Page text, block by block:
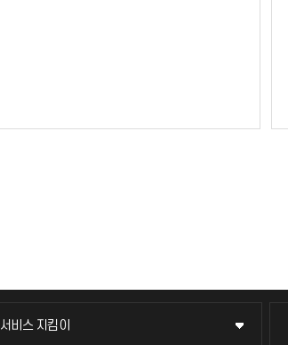
서비스 지킴이
서비스 지킴이